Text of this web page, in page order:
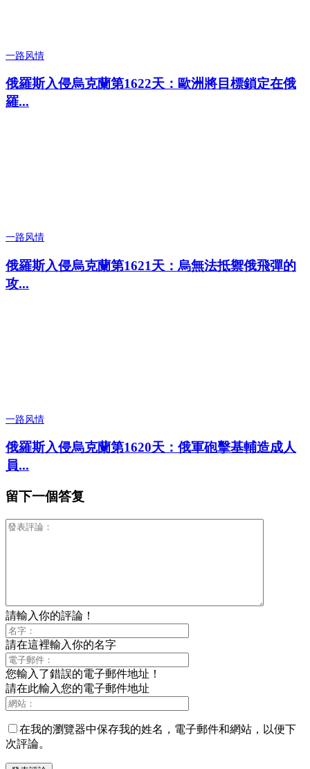
一路风情
俄羅斯入侵烏克蘭第1622天：歐洲將目標鎖定在俄
羅...
一路风情
俄羅斯入侵烏克蘭第1621天：烏無法抵禦俄飛彈的
攻...
一路风情
俄羅斯入侵烏克蘭第1620天：俄軍砲擊基輔造成人
員...
留下一個答复
請輸入你的評論！
請在這裡輸入你的名字
您輸入了錯誤的電子郵件地址！
請在此輸入您的電子郵件地址
在我的瀏覽器中保存我的姓名，電子郵件和網站，以便下
次評論。